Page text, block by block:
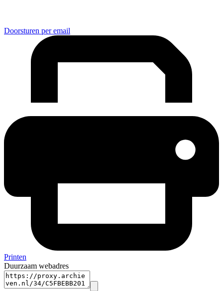
Doorsturen per email
Printen
Duurzaam webadres